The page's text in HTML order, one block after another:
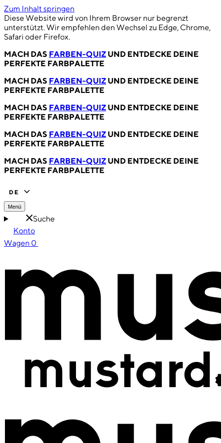
Zum Inhalt springen
Diese Website wird von Ihrem Browser nur begrenzt
unterstützt. Wir empfehlen den Wechsel zu Edge, Chrome,
Safari oder Firefox.
MACH DAS FARBEN-QUIZ UND ENTDECKE DEINE
PERFEKTE FARBPALETTE
MACH DAS FARBEN-QUIZ UND ENTDECKE DEINE
PERFEKTE FARBPALETTE
MACH DAS FARBEN-QUIZ UND ENTDECKE DEINE
PERFEKTE FARBPALETTE
MACH DAS FARBEN-QUIZ UND ENTDECKE DEINE
PERFEKTE FARBPALETTE
MACH DAS FARBEN-QUIZ UND ENTDECKE DEINE
PERFEKTE FARBPALETTE
DE
Menü
Suche
Konto
Wagen 0